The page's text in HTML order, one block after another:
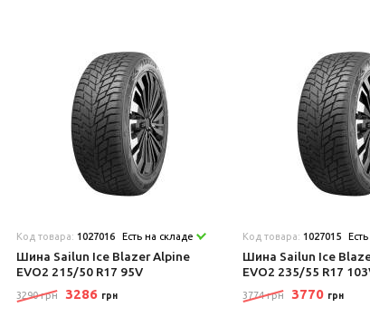
Код товара: 1027016 Есть на складе
Шина Sailun Ice Blazer Alpine
EVO2 215/50 R17 95V
3290 грн 3286 грн
Код товара: 1027015
Шина Sailun Ice
EVO2 235/55 R17
3774 грн 3770 грн